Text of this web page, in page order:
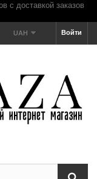
Войти
UAH